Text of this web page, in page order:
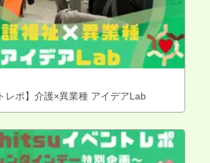
レポ】介護×異業種 アイデアLab